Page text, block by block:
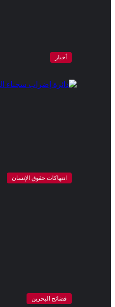
أخبار
انتهاكات حقوق الإنسان
فضائح البحرين